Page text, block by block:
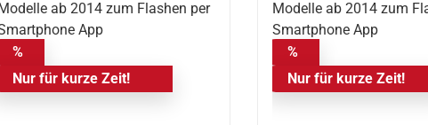
%
Nur für kurze Zeit!
%
Nur für kurze Zeit!